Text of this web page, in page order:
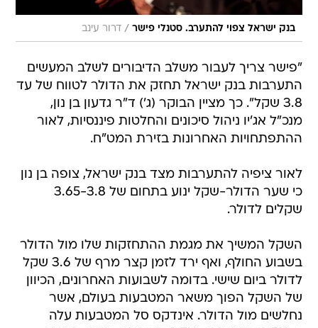
בנק ישראל צפוי להתערב. סטנלי פישר / דרור עינב
"פישר צריך לעבור משלב הדיבורים לשלב המעשים 
התערבות בנק ישראל תחזק את הדולר לטווח של עד
3.8 שקל". כך מציין הבוקר (ג') ד"ר גדעון בן נון,
מנכ"ל אג'יו ניהול סיכונים והחלטות פיננסיות, לאור
ההתפתחויות האחרונות בזירת המט"ח.
לאור ציפיה להתערבות מצד בנק ישראל, צופה בן נון
כי שער הדולר-שקל ינוע בתחום של 3.65-3.8
שקלים לדולר.
השקל המשיך את מגמת ההתחזקות שלו מול הדולר
בשבוע החולף, ואף ירד לזמן קצר מרף של 3.6 שקל
לדולר ביום שישי. בדומה לשבועות האחרונים, הכיוון
של השקל הפוך משאר המטבעות בעולם, אשר
נחלשים מול הדולר. אינדקס סל המטבעות עלה